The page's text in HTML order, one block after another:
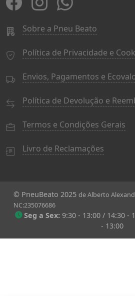
Sobre a Pneu Beato
Política de Privacidade e
Envios, Pagamentos e
Política de Devolução e
Termos e Condições Gerais
Livro de Reclamações
© PneuBeato 2025 de Alberto
NC:235076686
Seg a Sex: 9:30 - 13:00 / 14:30 -
- 13:00